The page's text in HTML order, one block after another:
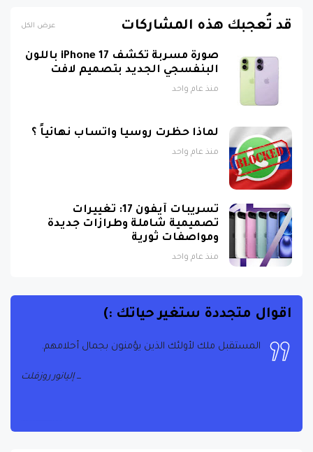
قد تُعجبك هذه المشاركات عرض الكل
صورة مسربة تكشف iPhone 17 باللون
البنفسجي الجديد بتصميم لافت
منذ عام واحد
لماذا حظرت روسيا واتساب نهائياً ؟
منذ عام واحد
تسريبات آيفون 17: تغييرات
تصميمية شاملة وطرازات جديدة
ومواصفات ثورية
منذ عام واحد
اقوال متجددة ستغير حياتك :)
المستقبل ملك لأولئك الذين يؤمنون بجمال أحلامهم.
إليانور روزفلت